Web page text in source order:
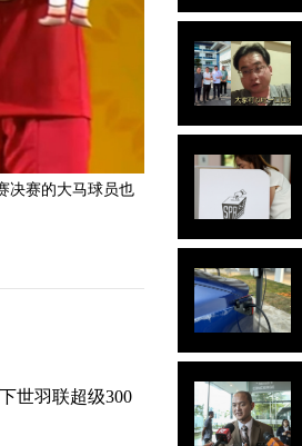
决赛的大马球员也
世羽联超级300